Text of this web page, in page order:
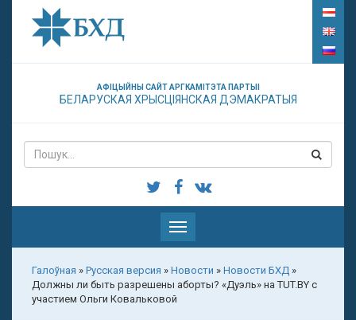
АФІЦЫЙНЫ САЙТ АРГКАМІТЭТА ПАРТЫІ
БЕЛАРУСКАЯ ХРЫСЦІЯНСКАЯ ДЭМАКРАТЫЯ
Паказаць
меню
Галоўная » Русская версия » Новости » Новости БХД »
Должны ли быть разрешены аборты? «Дуэль» на TUT.BY с
участием Ольги Ковальковой